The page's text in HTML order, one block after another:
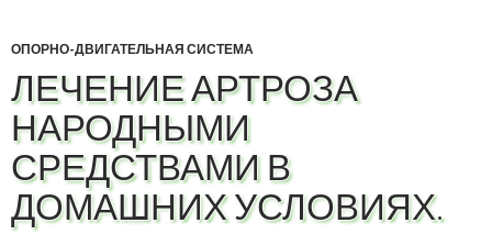
ОПОРНО-ДВИГАТЕЛЬНАЯ СИСТЕМА
ЛЕЧЕНИЕ АРТРОЗА
НАРОДНЫМИ
СРЕДСТВАМИ В
ДОМАШНИХ УСЛОВИЯХ.